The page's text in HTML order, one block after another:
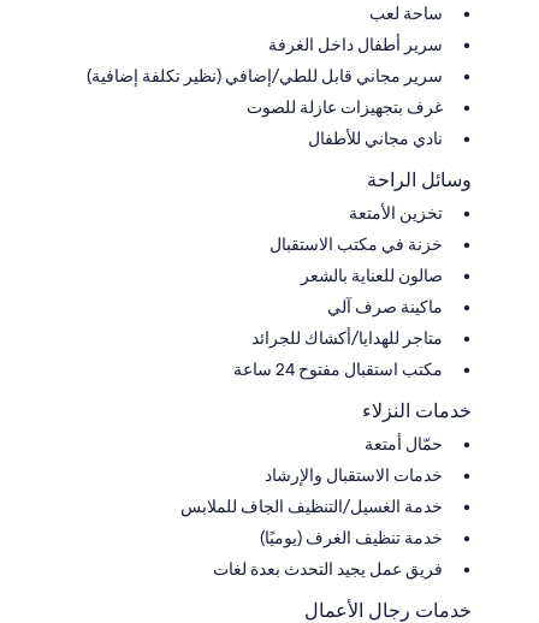
ساحة لعب
سرير أطفال داخل الغرفة
سرير مجاني قابل للطي/إضافي (نظير تكلفة إضافية)
غرف بتجهيزات عازلة للصوت
نادي مجاني للأطفال
وسائل الراحة
تخزين الأمتعة
خزنة في مكتب الاستقبال
صالون للعناية بالشعر
ماكينة صرف آلي
متاجر للهدايا/أكشاك للجرائد
مكتب استقبال مفتوح 24 ساعة
خدمات النزلاء
حمّال أمتعة
خدمات الاستقبال والإرشاد
خدمة الغسيل/التنظيف الجاف للملابس
خدمة تنظيف الغرف (يوميًا)
فريق عمل يجيد التحدث بعدة لغات
خدمات رجال الأعمال